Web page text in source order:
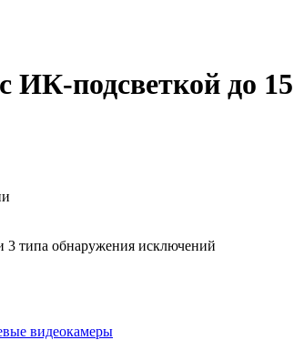
ИК-подсветкой до
типа обнаружения исключений
видеокамеры